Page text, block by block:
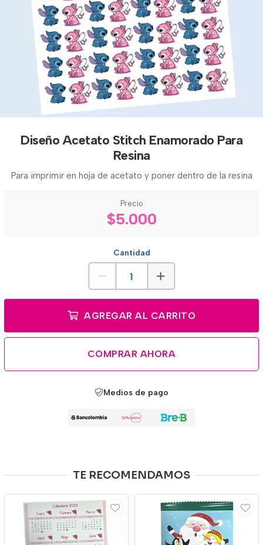
Diseño Acetato Stitch Enamorado Para
Resina
Para imprimir en hoja de acetato y poner dentro de la resina
Precio
$5.000
Cantidad
AGREGAR AL CARRITO
COMPRAR AHORA
Medios de pago
TE RECOMENDAMOS